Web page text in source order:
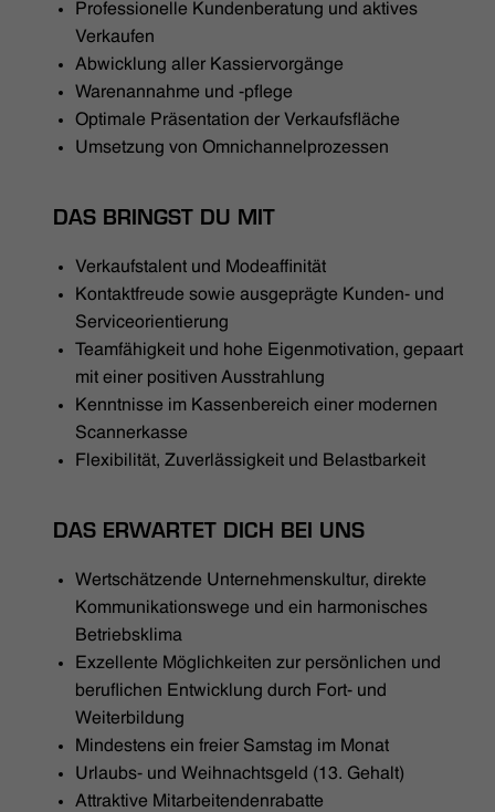
Professionelle Kundenberatung und aktives
Verkaufen
Abwicklung aller Kassiervorgänge
Warenannahme und -pflege
Optimale Präsentation der Verkaufsfläche
Umsetzung von Omnichannelprozessen
DAS BRINGST DU MIT
Verkaufstalent und Modeaffinität
Kontaktfreude sowie ausgeprägte Kunden- und
Serviceorientierung
Teamfähigkeit und hohe Eigenmotivation, gepaart
mit einer positiven Ausstrahlung
Kenntnisse im Kassenbereich einer modernen
Scannerkasse
Flexibilität, Zuverlässigkeit und Belastbarkeit
DAS ERWARTET DICH BEI UNS
Wertschätzende Unternehmenskultur, direkte
Kommunikationswege und ein harmonisches
Betriebsklima
Exzellente Möglichkeiten zur persönlichen und
beruflichen Entwicklung durch Fort- und
Weiterbildung
Mindestens ein freier Samstag im Monat
Urlaubs- und Weihnachtsgeld (13. Gehalt)
Attraktive Mitarbeitendenrabatte